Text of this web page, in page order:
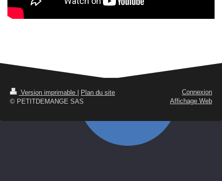
Version imprimable
Plan du site
© PETITDEMANGE SAS
Connexion
Affichage Web